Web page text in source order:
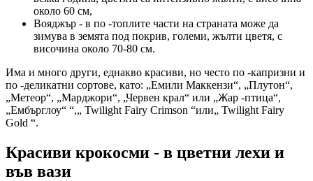
около 60 см,
Вояджър - в по -топлите части на страната може да
зимува в земята под покрив, големи, жълти цветя, с
височина около 70-80 см.
Има и много други, еднакво красиви, но често по -капризни и
по -деликатни сортове, като: „Емили Маккензи“, „Плутон“,
„Метеор“, „Марджори“, „Червен крал“ или „Жар -птица“,
„Ембърглоу“ “,„ Twilight Fairy Crimson “или„ Twilight Fairy
Gold “.
Красиви крокосми - в цветни лехи и
във вази